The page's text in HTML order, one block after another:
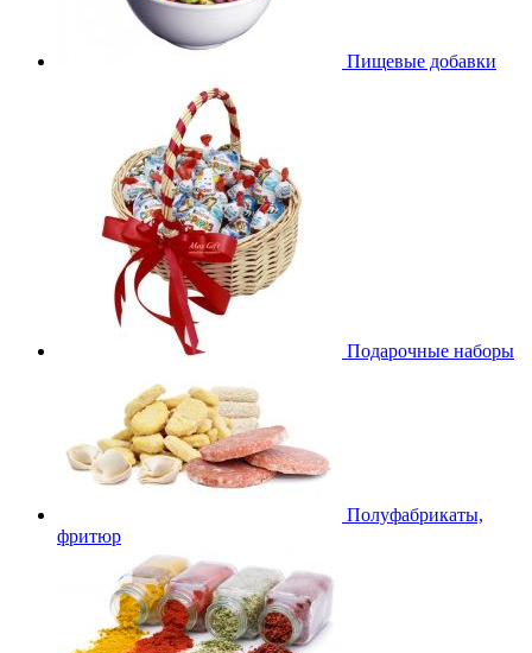
Пищевые добавки
Подарочные наборы
Полуфабрикаты,
фритюр